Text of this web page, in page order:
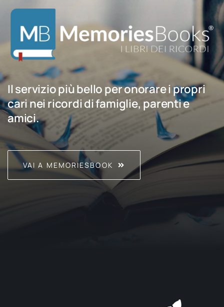
Il servizio più bello per onorare i propri
cari nei ricordi di famiglie, parenti e
amici.
VAI A MEMORIESBOOK